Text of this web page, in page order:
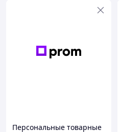
Персональные товарные